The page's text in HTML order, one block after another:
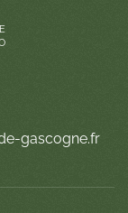
gascogne.fr